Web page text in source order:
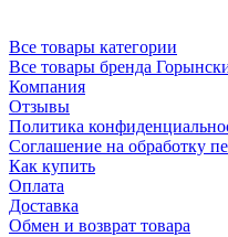
Все товары категории
Все товары бренда
Компания
Отзывы
Политика
Соглашение на обработку
Как купить
Оплата
Доставка
Обмен и возврат товара